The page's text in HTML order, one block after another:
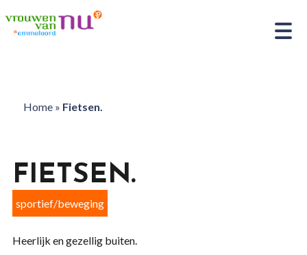
Home» Fietsen.
FIETSEN.
sportief/beweging
Heerlijk en gezellig buiten.